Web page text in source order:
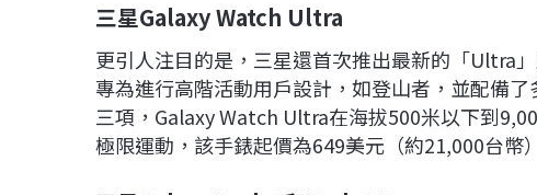
三星Galaxy Watch Ultra
更引人注目的是，三星還首次推出最新的「Ultra
專為進行高階活動用戶設計，如登山者，並配備
三項，Galaxy Watch Ultra在海拔500米以下到
極限運動，該手錶起價為649美元（約21,000台幣